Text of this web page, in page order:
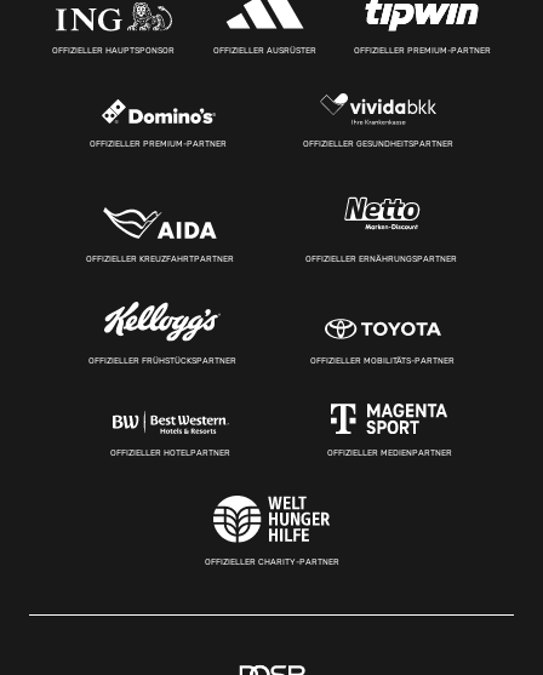
OFFIZIELLER HAUPTSPONSOR OFFIZIELLER AUSRÜSTER OFFIZIELLER PREMIUM-PARTNER
OFFIZIELLER PREMIUM-PARTNER OFFIZIELLER GESUNDHEITSPARTNER
OFFIZIELLER KREUZFAHRTPARTNER OFFIZIELLER ERNÄHRUNGSPARTNER
OFFIZIELLER FRÜHSTÜCKSPARTNER OFFIZIELLER MOBILITÄTS-PARTNER
OFFIZIELLER HOTELPARTNER OFFIZIELLER MEDIENPARTNER
OFFIZIELLER CHARITY-PARTNER